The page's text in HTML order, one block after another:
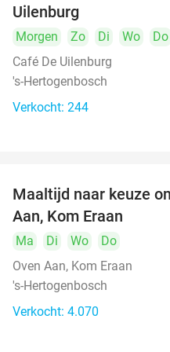
Uilenburg
Morgen Zo Di Wo
Do
Café De Uilenburg
's-Hertogenbosch
Verkocht: 244
Maaltijd naar keuze
Aan, Kom Eraan
Ma Di Wo
Do
Oven Aan, Kom Eraan
's-Hertogenbosch
Verkocht: 4.070